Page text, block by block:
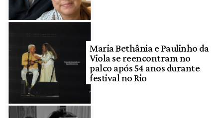
Maria Bethânia e Paulinho da
Viola se reencontram no
palco após 54 anos durante
festival no Rio